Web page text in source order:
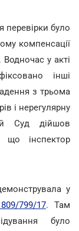
перевірки було
компенсації
Водночас у акті
інші
з трьома
і нерегулярну
Суд дійшов
що інспектор
у
799/17. Там
було